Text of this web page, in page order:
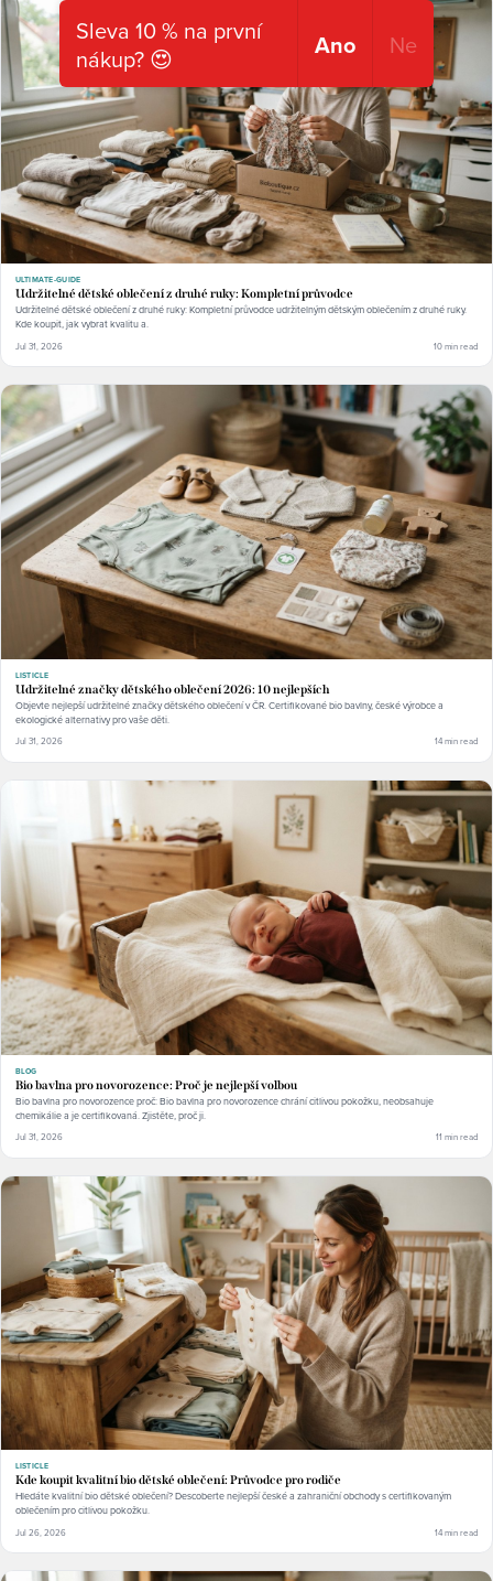
ULTIMATE-GUIDE
Udržitelné dětské oblečení z druhé ruky: Kompletní průvodce
Udržitelné dětské oblečení z druhé ruky: Kompletní průvodce udržitelným dětským oblečením z druhé ruky.
Kde koupit, jak vybrat kvalitu a.
Jul 31, 2026 10 min read
LISTICLE
Udržitelné značky dětského oblečení 2026: 10 nejlepších
Objevte nejlepší udržitelné značky dětského oblečení v ČR. Certifikované bio bavlny, české výrobce a
ekologické alternativy pro vaše děti.
Jul 31, 2026 14 min read
BLOG
Bio bavlna pro novorozence: Proč je nejlepší volbou
Bio bavlna pro novorozence proč: Bio bavlna pro novorozence chrání citlivou pokožku, neobsahuje
chemikálie a je certifikovaná. Zjistěte, proč ji.
Jul 31, 2026 11 min read
LISTICLE
Kde koupit kvalitní bio dětské oblečení: Průvodce pro rodiče
Hledáte kvalitní bio dětské oblečení? Descoberte nejlepší české a zahraniční obchody s certifikovaným
oblečením pro citlivou pokožku.
Jul 26, 2026 14 min read
Sleva 10 % na první
nákup? 😍
Ano Ne